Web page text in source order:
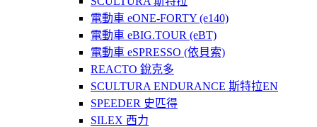
電動車 eONE-FORTY (e140)
電動車 eBIG.TOUR (eBT)
電動車 eSPRESSO (依貝索)
REACTO 銳克多
SCULTURA ENDURANCE 斯特拉EN
SPEEDER 史匹得
SILEX 西力